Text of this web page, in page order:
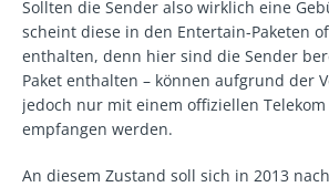
Sollten die Sender also wirklich eine
scheint diese in den Entertain-Paketen
enthalten, denn hier sind die Sender
Paket enthalten – können aufgrund der
jedoch nur mit einem offiziellen
empfangen werden.
An diesem Zustand soll sich in 2013